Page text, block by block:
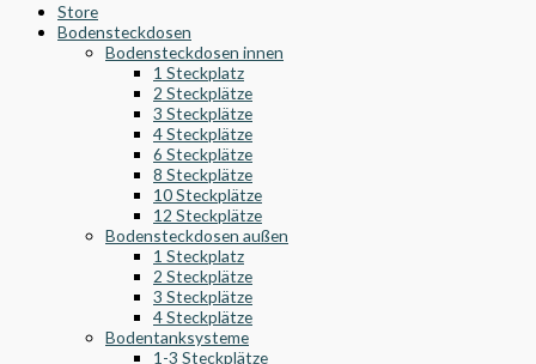
Store
Bodensteckdosen
Bodensteckdosen innen
1 Steckplatz
2 Steckplätze
3 Steckplätze
4 Steckplätze
6 Steckplätze
8 Steckplätze
10 Steckplätze
12 Steckplätze
Bodensteckdosen außen
1 Steckplatz
2 Steckplätze
3 Steckplätze
4 Steckplätze
Bodentanksysteme
1-3 Steckplätze